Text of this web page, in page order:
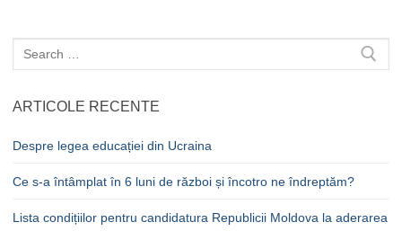
Caută
după:
ARTICOLE RECENTE
Despre legea educației din Ucraina
Ce s-a întâmplat în 6 luni de război și încotro ne îndreptăm?
Lista condițiilor pentru candidatura Republicii Moldova la aderarea